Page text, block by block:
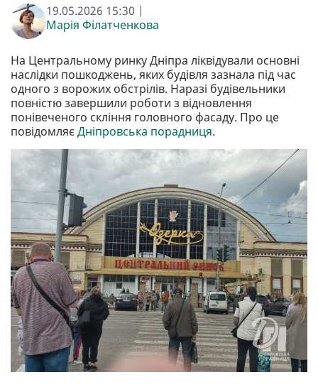
19.05.2026 15:30 |
Марія Філатченкова
На Центральному ринку Дніпра ліквідували основні
наслідки пошкоджень, яких будівля зазнала під час
одного з ворожих обстрілів. Наразі будівельники
повністю завершили роботи з відновлення
понівеченого скління головного фасаду. Про це
повідомляєДніпровська порадниця.